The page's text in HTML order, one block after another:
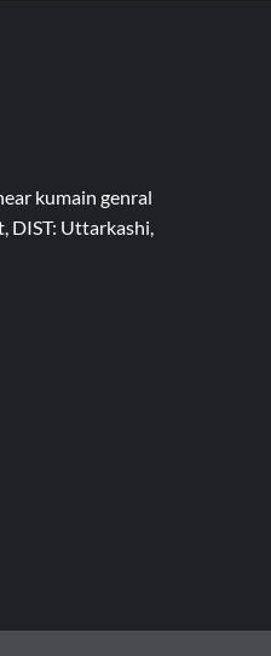
kumain genral
DIST: Uttarkashi,